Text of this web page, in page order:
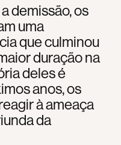
demissão, os
uma
que culminou
duração na
deles é
anos, os
à ameaça
da